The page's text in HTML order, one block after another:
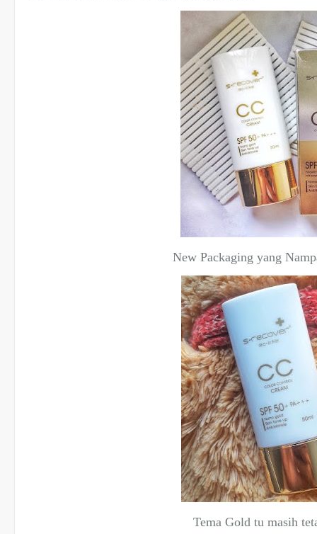
New Packaging yang
Tema Gold tu masih